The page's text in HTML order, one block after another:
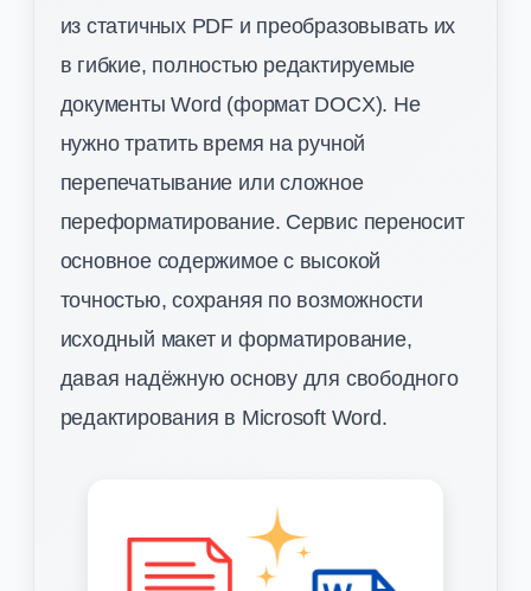
из статичных PDF и преобразовывать их
в гибкие, полностью редактируемые
документы Word (формат DOCX). Не
нужно тратить время на ручной
перепечатывание или сложное
переформатирование. Сервис переносит
основное содержимое с высокой
точностью, сохраняя по возможности
исходный макет и форматирование,
давая надёжную основу для свободного
редактирования в Microsoft Word.